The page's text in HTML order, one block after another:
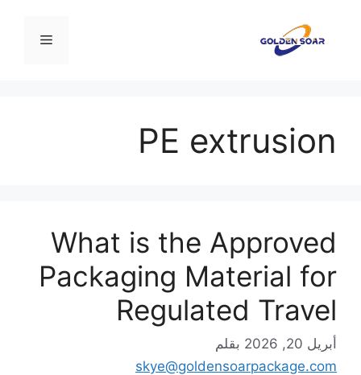
المحتوى
القائمة
PE extrusion
What is the Approved
Packaging Material for
Regulated Travel
أبريل 20, 2026
بقلم
skye@goldensoarpackage.com